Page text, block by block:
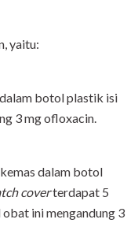
yaitu:
botol plastik isi
3 mg ofloxacin.
dalam botol
coverterdapat 5
ini mengandung 3